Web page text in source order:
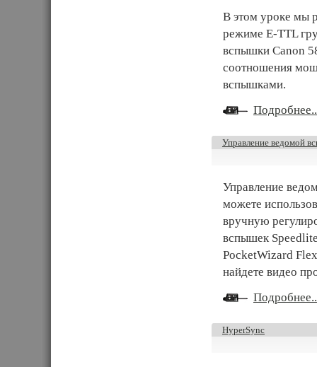
В этом уроке мы
режиме E-TTL
вспышки Canon
соотношения
вспышками.
Управление ведомой
Управление
можете
вручную
вспышек
PocketWizard
найдете видео
HyperSync